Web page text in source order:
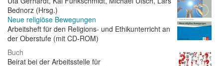
Bednorz (Hrsg.)
Neue religiöse Bewegungen
Arbeitsheft für den Religions- und Ethikunterricht an
der Oberstufe (mit CD-ROM)
Buch
Beirat bei der Arbeitsstelle für